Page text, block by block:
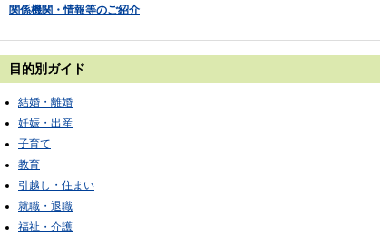
関係機関・情報等のご紹介
目的別ガイド
結婚・離婚
妊娠・出産
子育て
教育
引越し・住まい
就職・退職
福祉・介護